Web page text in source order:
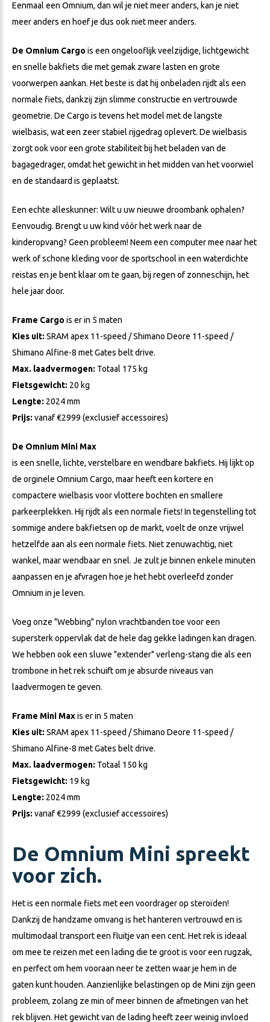
Eenmaal een Omnium, dan wil je niet meer anders, kan je niet
meer anders en hoef je dus ook niet meer anders.
De Omnium Cargo is een ongelooflijk veelzijdige, lichtgewicht
en snelle bakfiets die met gemak zware lasten en grote
voorwerpen aankan. Het beste is dat hij onbeladen rijdt als een
normale fiets, dankzij zijn slimme constructie en vertrouwde
geometrie. De Cargo is tevens het model met de langste
wielbasis, wat een zeer stabiel rijgedrag oplevert. De wielbasis
zorgt ook voor een grote stabiliteit bij het beladen van de
bagagedrager, omdat het gewicht in het midden van het voorwiel
en de standaard is geplaatst.
Een echte alleskunner: Wilt u uw nieuwe droombank ophalen?
Eenvoudig. Brengt u uw kind vóór het werk naar de
kinderopvang? Geen probleem! Neem een ​​computer mee naar het
werk of schone kleding voor de sportschool in een waterdichte
reistas en je bent klaar om te gaan, bij regen of zonneschijn, het
hele jaar door.
Frame Cargo is er in 5 maten
Kies uit: SRAM apex 11-speed / Shimano Deore 11-speed /
Shimano Alfine-8 met Gates belt drive.
Max. laadvermogen: Totaal 175 kg
Fietsgewicht: 20 kg
Lengte: 2024 mm
Prijs: vanaf €2999 (exclusief accessoires)
De Omnium Mini Max
is een snelle, lichte, verstelbare en wendbare bakfiets. Hij lijkt op
de orginele Omnium Cargo, maar heeft een kortere en
compactere wielbasis voor vlottere bochten en smallere
parkeerplekken. Hij rijdt als een normale fiets! In tegenstelling tot
sommige andere bakfietsen op de markt, voelt de onze vrijwel
hetzelfde aan als een normale fiets. Niet zenuwachtig, niet
wankel, maar wendbaar en snel. Je zult je binnen enkele minuten
aanpassen en je afvragen hoe je het hebt overleefd zonder
Omnium in je leven.
Voeg onze "Webbing" nylon vrachtbanden toe voor een
supersterk oppervlak dat de hele dag gekke ladingen kan dragen.
We hebben ook een sluwe "extender" verleng-stang die als een
trombone in het rek schuift om je absurde niveaus van
laadvermogen te geven.
Frame Mini Maxis er in 5 maten
Kies uit: SRAM apex 11-speed / Shimano Deore 11-speed /
Shimano Alfine-8 met Gates belt drive.
Max. laadvermogen: Totaal 150 kg
Fietsgewicht: 19 kg
Lengte: 2024 mm
Prijs: vanaf €2999 (exclusief accessoires)
De Omnium Mini spreekt
voor zich.
Het is een normale fiets met een voordrager op steroïden!
Dankzij de handzame omvang is het hanteren vertrouwd en is
multimodaal transport een fluitje van een cent. Het rek is ideaal
om mee te reizen met een lading die te groot is voor een rugzak,
en perfect om hem vooraan neer te zetten waar je hem in de
gaten kunt houden. Aanzienlijke belastingen op de Mini zijn geen
probleem, zolang ze min of meer binnen de afmetingen van het
rek blijven. Het gewicht van de lading heeft zeer weinig invloed